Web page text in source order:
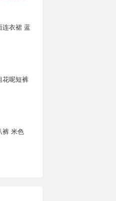
连衣裙 蓝
花呢短裤
裤 米色